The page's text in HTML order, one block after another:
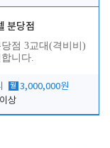
분당점
점 3교대(격비비)
니다.
월 3,000,000원
상